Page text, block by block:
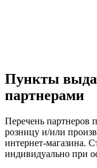
Пункты
партнерами
Перечень
розницу и/или
интернет-магазина.
индивидуально при